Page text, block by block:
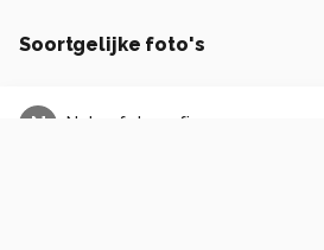
Soortgelijke foto's
N Natuurfotografie